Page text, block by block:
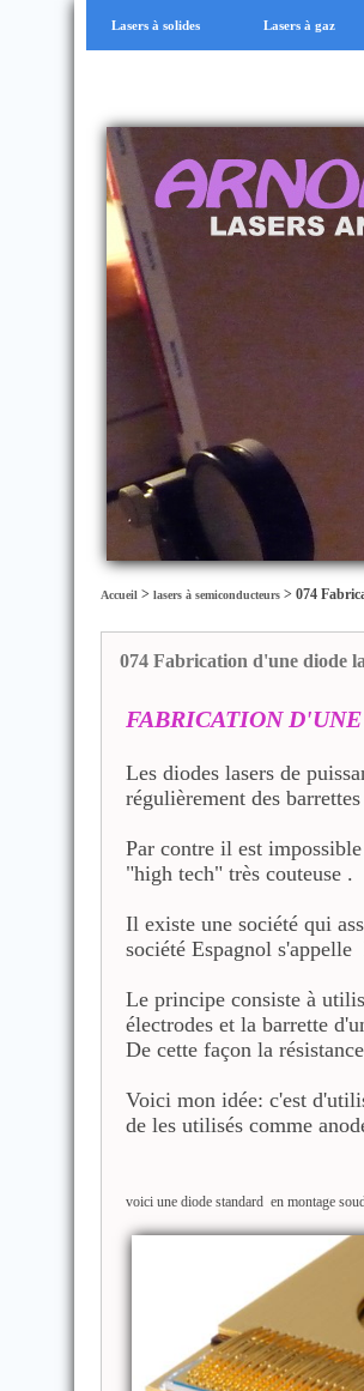
Lasers à solides Lasers à gaz
Accueil > lasers à semiconducteurs > 074
074 Fabrication d'une diode
FABRICATION
Les diodes lasers de
régulièrement des
Par contre il est
"high tech" très couteuse .
Il existe une société qui
société Espagnol
Le principe consiste à
électrodes et la barrette
De cette façon la
Voici mon idée: c'est
de les utilisés comme
voici une diode standard en montage